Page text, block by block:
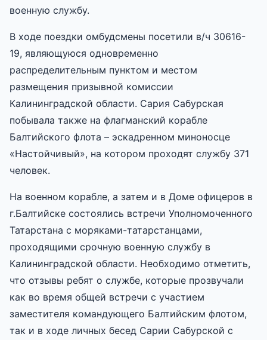
военную службу.
В ходе поездки омбудсмены посетили в/ч 30616-
19, являющуюся одновременно
распределительным пунктом и местом
размещения призывной комиссии
Калининградской области. Сария Сабурская
побывала также на флагманский корабле
Балтийского флота – эскадренном миноносце
«Настойчивый», на котором проходят службу 371
человек.
На военном корабле, а затем и в Доме офицеров в
г.Балтийске состоялись встречи Уполномоченного
Татарстана с моряками-татарстанцами,
проходящими срочную военную службу в
Калининградской области. Необходимо отметить,
что отзывы ребят о службе, которые прозвучали
как во время общей встречи с участием
заместителя командующего Балтийским флотом,
так и в ходе личных бесед Сарии Сабурской с